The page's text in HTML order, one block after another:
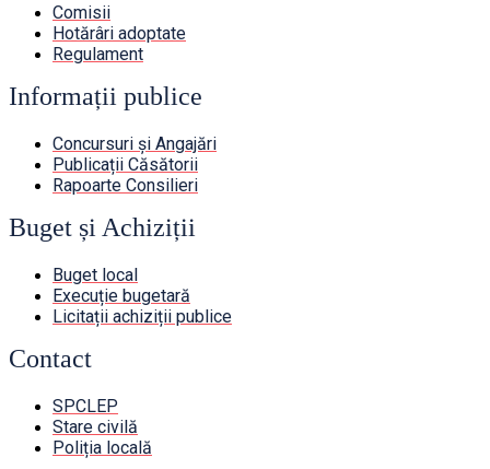
Comisii
Hotărâri adoptate
Regulament
Informații publice
Concursuri și Angajări
Publicații Căsătorii
Rapoarte Consilieri
Buget și Achiziții
Buget local
Execuție bugetară
Licitații achiziții publice
Contact
SPCLEP
Stare civilă
Poliția locală